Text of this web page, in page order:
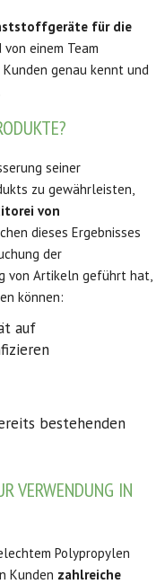
für die
einem Team
genau kennt und
seiner
zu gewährleisten,
von
dieses Ergebnisses
der
von Artikeln geführt hat,
können:
auf
bestehenden
VERWENDUNG IN
Polypropylen
Kunden zahlreiche